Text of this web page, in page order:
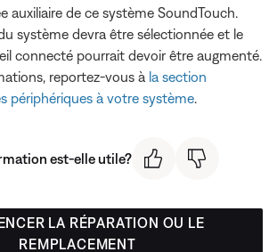
auxiliaire de ce système SoundTouch.
système devra être sélectionnée et le
connecté pourrait devoir être augmenté.
reportez-vous à la section
périphériques à votre système
est-elle utile?
LA RÉPARATION OU LE
REMPLACEMENT